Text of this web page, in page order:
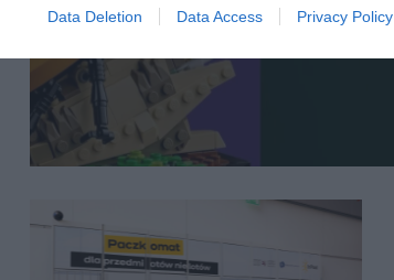
Data Deletion Data Access Privacy Policy